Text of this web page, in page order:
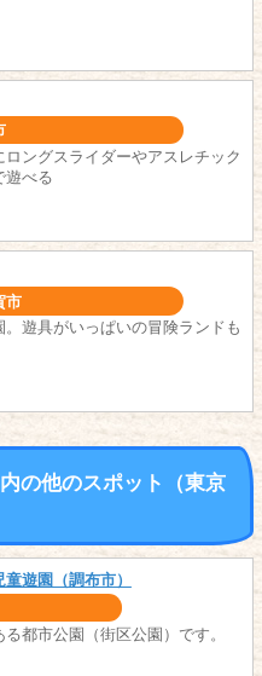
ングスライダーやアスレチック
遊べる
市
遊具がいっぱいの冒険ランドも
の他のスポット（東京
遊園（調布市）
都市公園（街区公園）です。